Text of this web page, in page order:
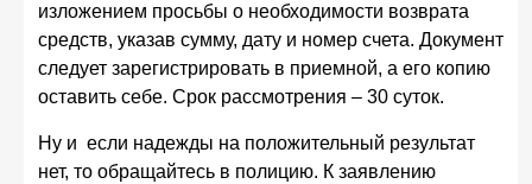
изложением просьбы о необходимости возврата
средств, указав сумму, дату и номер счета. Документ
следует зарегистрировать в приемной, а его копию
оставить себе. Срок рассмотрения – 30 суток.
Ну и если надежды на положительный результат
нет, то обращайтесь в полицию. К заявлению